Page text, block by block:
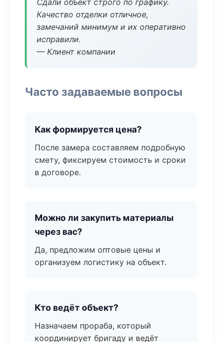
Сдали объект строго по графику.
Качество отделки отличное,
замечаний минимум и их оперативно
исправили.
— Клиент компании
Часто задаваемые вопросы
Как формируется цена?
После замера составляем подробную
смету, фиксируем стоимость и сроки
в договоре.
Можно ли закупить материалы
через вас?
Да, предложим оптовые цены и
организуем логистику на объект.
Кто ведёт объект?
Назначаем прораба, который
координирует бригаду и ведёт